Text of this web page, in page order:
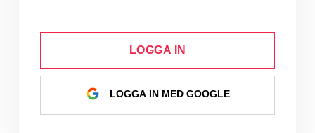
LOGGA IN
LOGGA IN MED GOOGLE